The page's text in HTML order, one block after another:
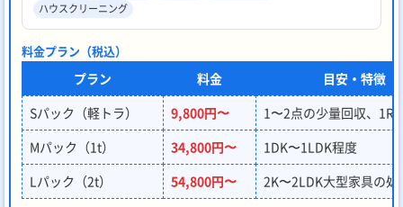
ハウスクリーニング
料金プラン（税込）
プラン 料金
目安・特徴
Sパック（軽トラ）
9,800円〜
1〜2点の少量回収、1R
Mパック（1t）
34,800円〜
1DK〜1LDK程度
Lパック（2t）
54,800円〜 2K〜2LDK大型家具の処